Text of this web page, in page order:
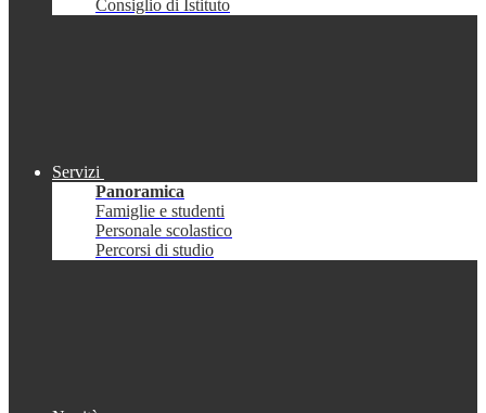
Consiglio di Istituto
Servizi
Panoramica
Famiglie e studenti
Personale scolastico
Percorsi di studio